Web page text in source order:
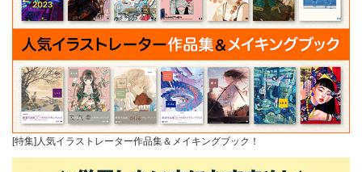
[特集]人気イラストレーター作品集＆メイキングブック！